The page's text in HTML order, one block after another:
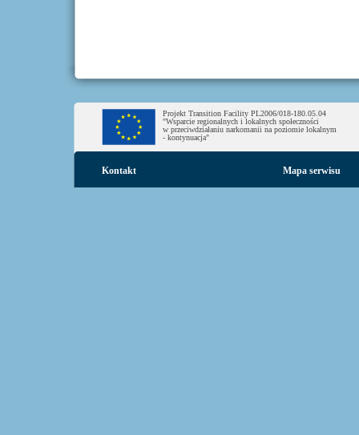
Projekt Transition Facility PL2006/018-180.05.04
"Wsparcie regionalnych i lokalnych społeczności
w przeciwdziałaniu narkomanii na poziomie lokalnym
- kontynuacja"
Kontakt Mapa serwisu